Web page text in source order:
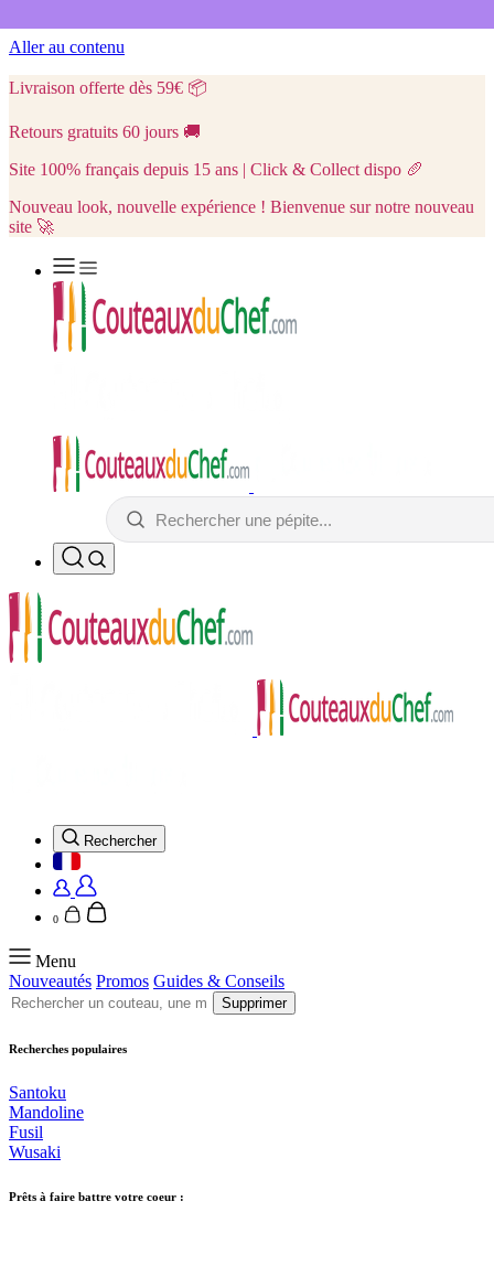
Aller au contenu
Livraison offerte dès 59€ 📦
Retours gratuits 60 jours 🚚
Site 100% français depuis 15 ans | Click & Collect dispo 🥖
Nouveau look, nouvelle expérience ! Bienvenue sur notre nouveau
site 🚀
Rechercher
0
Menu
Nouveautés Promos Guides & Conseils
Supprimer
Recherches populaires
Santoku
Mandoline
Fusil
Wusaki
Prêts à faire battre votre coeur :